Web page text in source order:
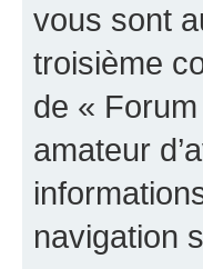
vous sont
troisième
de «
amateur
navigation